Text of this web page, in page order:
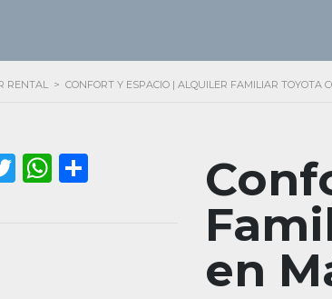
RENTAL > CONFORT Y ESPACIO | ALQUILER FAMILIAR TOYOTA
en
TwitterWhatsApp